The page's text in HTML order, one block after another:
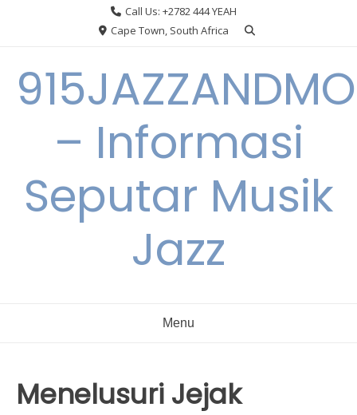
Call Us: +2782 444 YEAH
Cape Town, South Africa
– Informasi
Seputar Musik
Jazz
Menu
Menelusuri Jejak